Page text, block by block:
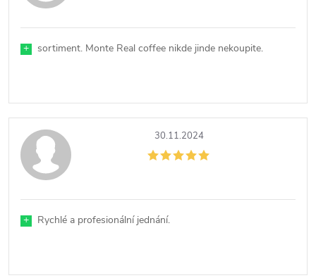
h
o
d
n
+ sortiment. Monte Real coffee nikde jinde nekoupite.
30.11.2024
+ Rychlé a profesionální jednání.